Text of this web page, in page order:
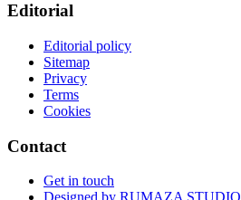
Editorial
Editorial policy
Sitemap
Privacy
Terms
Cookies
Contact
Get in touch